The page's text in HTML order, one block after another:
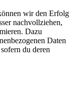
wir den Erfolg
nachvollziehen,
Dazu
Daten
du deren